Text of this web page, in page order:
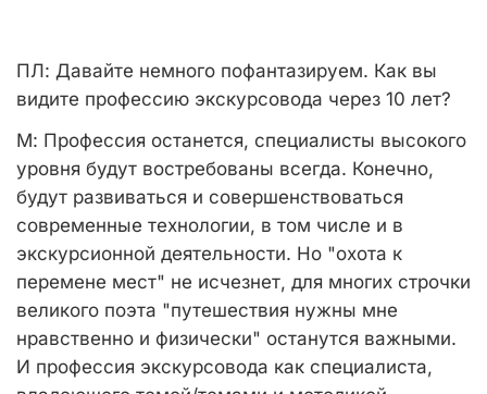
ПЛ: Давайте немного пофантазируем. Как вы
видите профессию экскурсовода через 10 лет?
М: Профессия останется, специалисты высокого
уровня будут востребованы всегда. Конечно,
будут развиваться и совершенствоваться
современные технологии, в том числе и в
экскурсионной деятельности. Но "охота к
перемене мест" не исчезнет, для многих строчки
великого поэта "путешествия нужны мне
нравственно и физически" останутся важными.
И профессия экскурсовода как специалиста,